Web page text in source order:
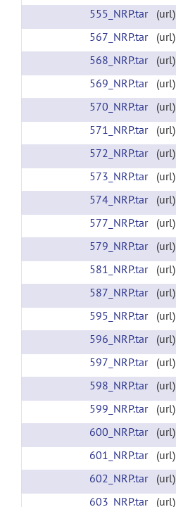
555_NRP.tar(url)
567_NRP.tar(url)
568_NRP.tar(url)
569_NRP.tar(url)
570_NRP.tar(url)
571_NRP.tar(url)
572_NRP.tar(url)
573_NRP.tar(url)
574_NRP.tar(url)
577_NRP.tar(url)
579_NRP.tar(url)
581_NRP.tar(url)
587_NRP.tar(url)
595_NRP.tar(url)
596_NRP.tar(url)
597_NRP.tar(url)
598_NRP.tar(url)
599_NRP.tar(url)
600_NRP.tar(url)
601_NRP.tar(url)
602_NRP.tar(url)
603_NRP.tar(url)